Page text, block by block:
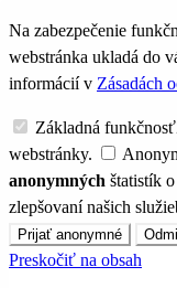
Na zabezpečenie
webstránka ukladá do
informácií v Zásadách
Základná funkčnosť
webstránky.
anonymných štatistík
zlepšovaní našich
Prijať anonymné
Preskočiť na obsah